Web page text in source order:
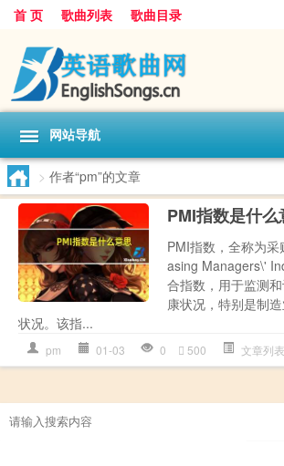
首 页 歌曲列表 歌曲目录
网站导航
> 作者“pm”的文章
PMI指数是什么
PMI指数，全称为
asing Managers\'
合指数，用于监测
康状况，特别是制
状况。该指...
pm 01-03 0 500 文章列表